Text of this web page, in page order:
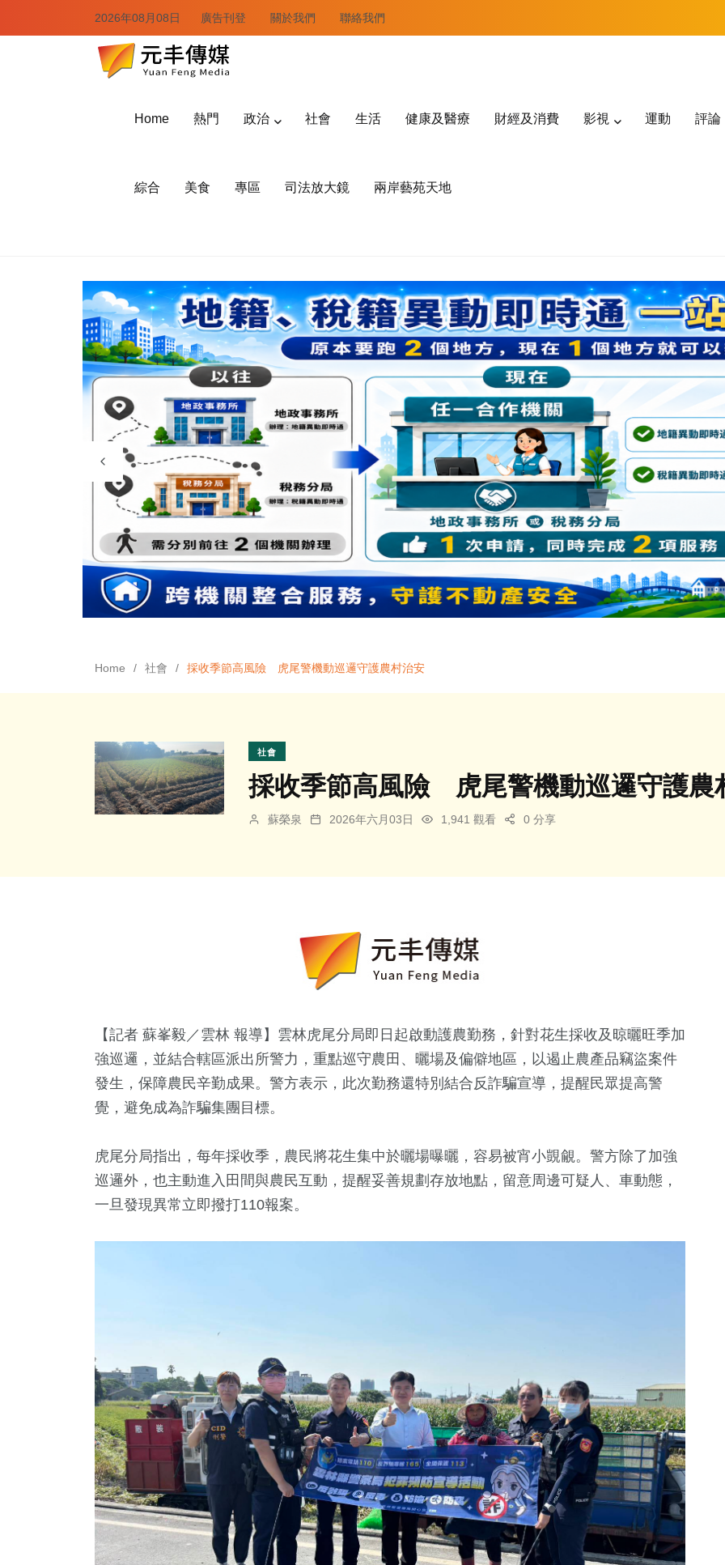
2026年08月08日 廣告刊登 關於我們 聯絡我們
Home 熱門 政治 社會 生活 健康及醫療 財經及消費 影視 運動 評論
綜合 美食 專區 司法放大鏡 兩岸藝苑天地
Home 社會 採收季節高風險 虎尾警機動巡邏守護農村治安
社會
採收季節高風險 虎尾警機動巡邏守護農
蘇榮泉 2026年六月03日 1,941 觀看 0 分享
【記者 蘇峯毅／雲林 報導】雲林虎尾分局即日起啟動護農勤務，針對花生採收及晾曬旺季加
強巡邏，並結合轄區派出所警力，重點巡守農田、曬場及偏僻地區，以遏止農產品竊盜案件
發生，保障農民辛勤成果。警方表示，此次勤務還特別結合反詐騙宣導，提醒民眾提高警
覺，避免成為詐騙集團目標。
虎尾分局指出，每年採收季，農民將花生集中於曬場曝曬，容易被宵小覬覦。警方除了加強
巡邏外，也主動進入田間與農民互動，提醒妥善規劃存放地點，留意周邊可疑人、車動態，
一旦發現異常立即撥打110報案。
317+
熱門
福建林公信俗文
化專區
健康及醫療